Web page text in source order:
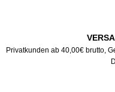
Privatkunden ab 40,00€ brutto,